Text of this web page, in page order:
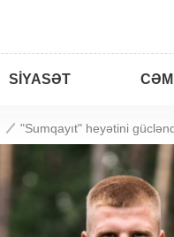
SIYASƏT
"Sumqayıt" heyətini